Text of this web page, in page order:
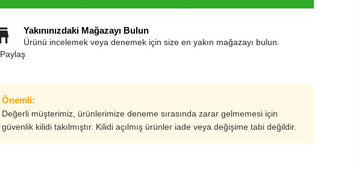
Yakınınızdaki Mağazayı Bulun
Ürünü incelemek veya denemek için size en yakın mağazayı bulun.
Paylaş
Önemli:
Değerli müşterimiz, ürünlerimize deneme sırasında zarar gelmemesi için
güvenlik kilidi takılmıştır. Kilidi açılmış ürünler iade veya değişime tabi değildir.